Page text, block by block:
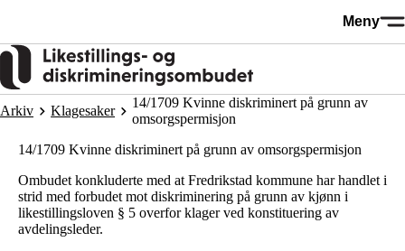
Meny
Arkiv Klagesaker
14/1709 Kvinne diskriminert på grunn av
omsorgspermisjon
14/1709 Kvinne diskriminert på grunn av omsorgspermisjon
Ombudet konkluderte med at Fredrikstad kommune har handlet i
strid med forbudet mot diskriminering på grunn av kjønn i
likestillingsloven § 5 overfor klager ved konstituering av
avdelingsleder.